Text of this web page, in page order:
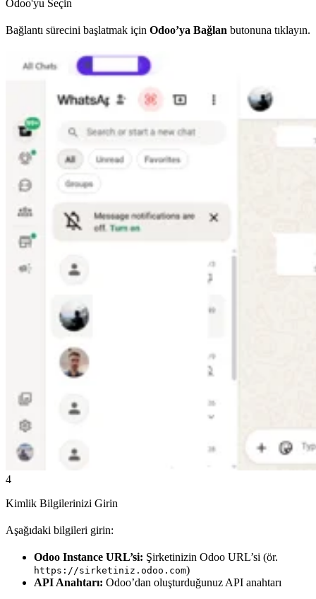
Odoo'yu Seçin
Bağlantı sürecini başlatmak için Odoo’ya Bağlan butonuna tıklayın.
4
Kimlik Bilgilerinizi Girin
Aşağıdaki bilgileri girin:
Odoo Instance URL’si: Şirketinizin Odoo URL’si (ör.
https://sirketiniz.odoo.com)
API Anahtarı: Odoo’dan oluşturduğunuz API anahtarı